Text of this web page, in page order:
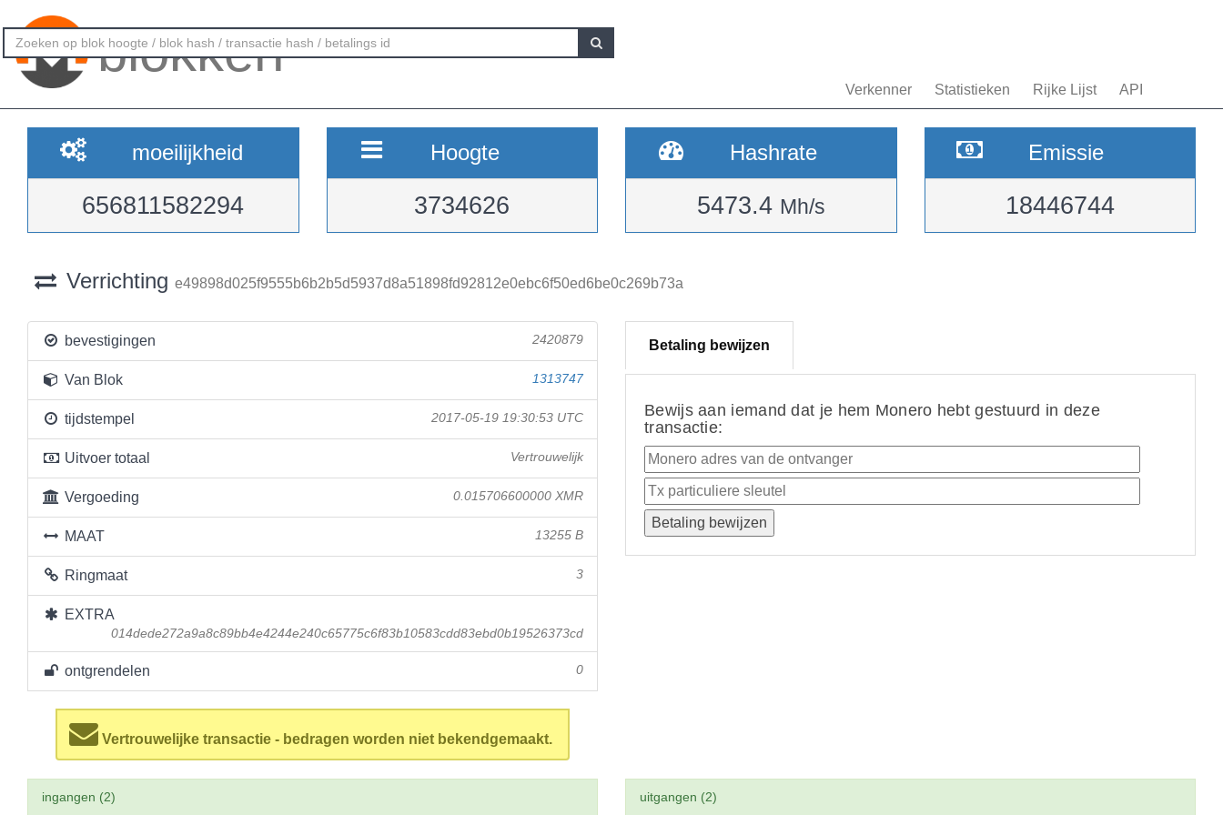
blokken
Verkenner Statistieken Rijke Lijst API
moeilijkheid
656811582294
Hoogte
3734626
Hashrate
5473.4 Mh/s
Emissie
18446744
Verrichting e49898d025f9555b6b2b5d5937d8a51898fd92812e0ebc6f50ed6be0c269b73a
bevestigingen 2420879
Van Blok 1313747
tijdstempel 2017-05-19 19:30:53 UTC
Uitvoer totaal Vertrouwelijk
Vergoeding 0.015706600000 XMR
MAAT 13255 B
Ringmaat 3
EXTRA
014dede272a9a8c89bb4e4244e240c65775c6f83b10583cdd83ebd0b19526373cd
ontgrendelen 0
Vertrouwelijke transactie - bedragen worden niet bekendgemaakt.
Betaling bewijzen
Bewijs aan iemand dat je hem Monero hebt gestuurd in deze
transactie:
ingangen (2) uitgangen (2)